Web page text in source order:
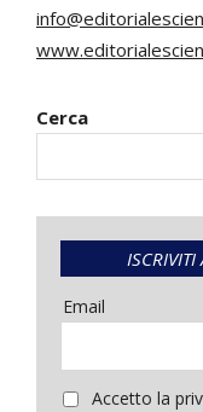
Cerca
ISCRIVITI
Email
Accetto la